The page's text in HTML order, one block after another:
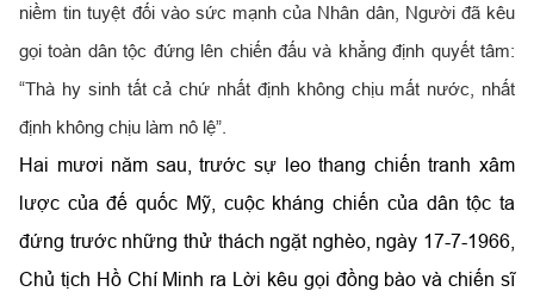
niềm tin tuyệt đối vào sức mạnh của Nhân dân, Người đã kêu
gọi toàn dân tộc đứng lên chiến đấu và khẳng định quyết tâm:
“Thà hy sinh tất cả chứ nhất định không chịu mất nước, nhất
định không chịu làm nô lệ”.
Hai mươi năm sau, trước sự leo thang chiến tranh xâm
lược của đế quốc Mỹ, cuộc kháng chiến của dân tộc ta
đứng trước những thử thách ngặt nghèo, ngày 17-7-1966,
Chủ tịch Hồ Chí Minh ra Lời kêu gọi đồng bào và chiến sĩ